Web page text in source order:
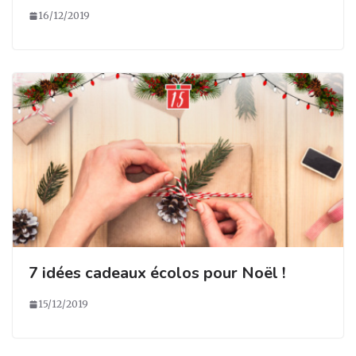
16/12/2019
7 idées cadeaux écolos pour Noël !
15/12/2019